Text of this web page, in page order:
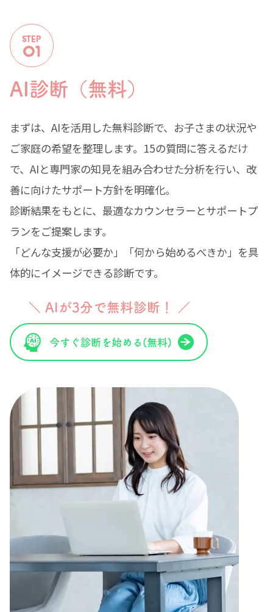
AI診断（無料）
まずは、AIを活用した無料診断で、お子さまの状況や
ご家庭の希望を整理します。15の質問に答えるだけ
で、AIと専門家の知見を組み合わせた分析を行い、改
善に向けたサポート方針を明確化。
診断結果をもとに、最適なカウンセラーとサポートプ
ランをご提案します。
「どんな支援が必要か」「何から始めるべきか」を具
体的にイメージできる診断です。
＼ AIが3分で無料診断！ ／
今すぐ診断を始める(無料)